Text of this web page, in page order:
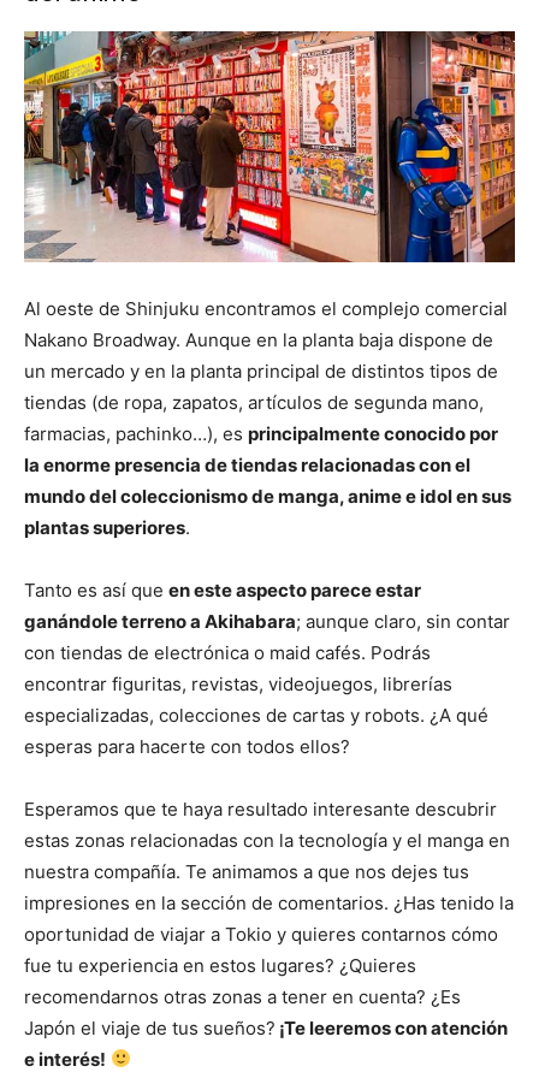
Al oeste de Shinjuku encontramos el complejo comercial
Nakano Broadway. Aunque en la planta baja dispone de
un mercado y en la planta principal de distintos tipos de
tiendas (de ropa, zapatos, artículos de segunda mano,
farmacias, pachinko…), es principalmente conocido por
la enorme presencia de tiendas relacionadas con el
mundo del coleccionismo de manga, anime e idol en sus
plantas superiores.
Tanto es así que en este aspecto parece estar
ganándole terreno a Akihabara; aunque claro, sin contar
con tiendas de electrónica o maid cafés. Podrás
encontrar figuritas, revistas, videojuegos, librerías
especializadas, colecciones de cartas y robots. ¿A qué
esperas para hacerte con todos ellos?
Esperamos que te haya resultado interesante descubrir
estas zonas relacionadas con la tecnología y el manga en
nuestra compañía. Te animamos a que nos dejes tus
impresiones en la sección de comentarios. ¿Has tenido la
oportunidad de viajar a Tokio y quieres contarnos cómo
fue tu experiencia en estos lugares? ¿Quieres
recomendarnos otras zonas a tener en cuenta? ¿Es
Japón el viaje de tus sueños? ¡Te leeremos con atención
e interés!